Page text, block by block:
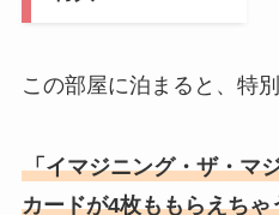
この部屋に泊まると、特
「イマジニング・ザ・マ
カードが4枚ももらえちゃ